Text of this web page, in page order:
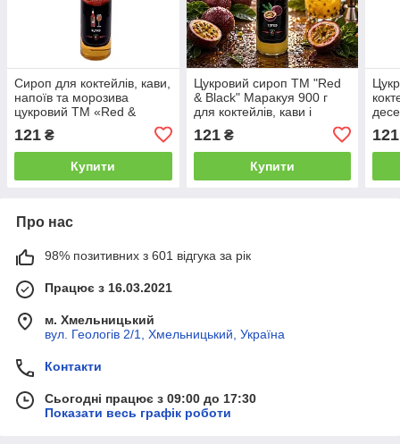
Сироп для коктейлів, кави,
напоїв та морозива
цукровий ТМ «Red &
121 ₴
Купити
Цукровий сироп ТМ "Red
& Black" Маракуя 900 г
для коктейлів, кави і
напоїв і морозива
121₴
Купити
121
Про нас
98% позитивних з 601 відгука за рік
Працює з 16.03.2021
м. Хмельницький
вул. Геологів 2/1, Хмельницький, Україна
Контакти
Сьогодні працює з 09:00 до 17:30
Показати весь графік роботи